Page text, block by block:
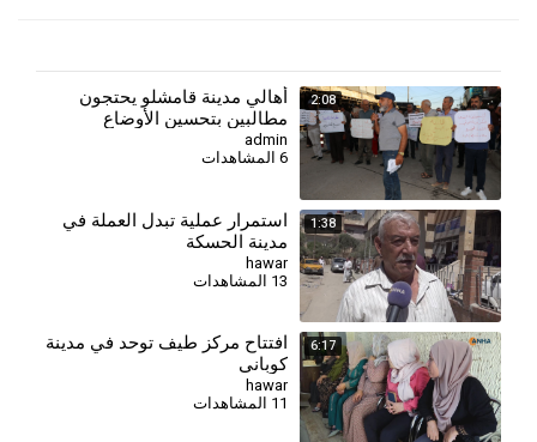
2:08
أهالي مدينة قامشلو يحتجون
مطالبين بتحسين الأوضاع
المعيشية والخدمية
admin
1:38
استمرار عملية تبدل العملة في
مدينة الحسكة
hawar
13 المشاهدات
6:17
افتتاح مركز طيف توحد في مدينة
كوباني
hawar
11 المشاهدات